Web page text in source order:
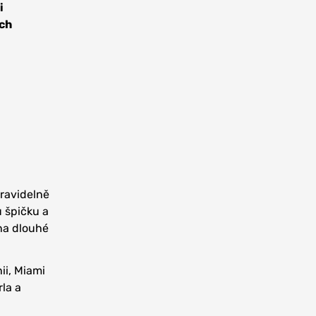
špičku a
dlouhé
Miami
a